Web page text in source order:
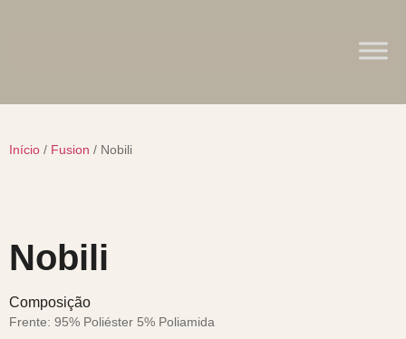
Início / Fusion / Nobili
Nobili
Composição
Frente: 95% Poliéster 5% Poliamida